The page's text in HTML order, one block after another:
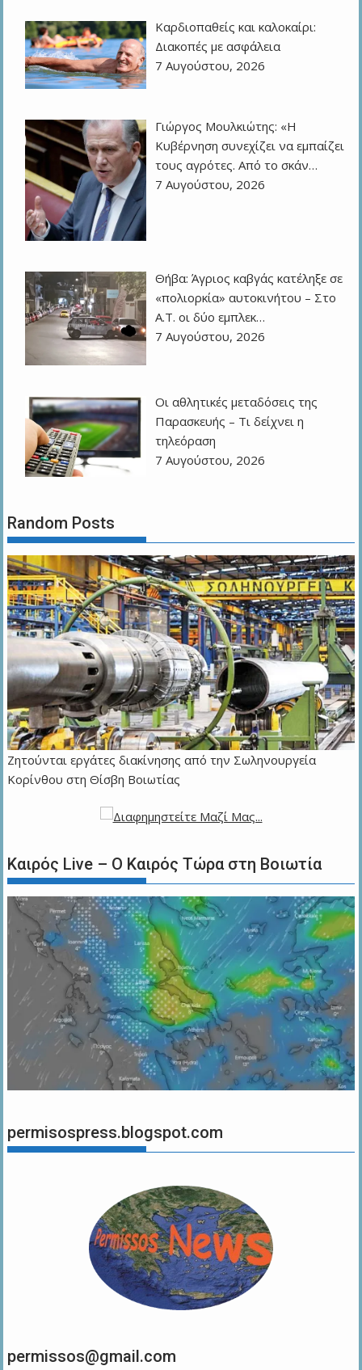
Καρδιοπαθείς και καλοκαίρι:
Διακοπές με ασφάλεια
7 Αυγούστου, 2026
Γιώργος Μουλκιώτης: «Η
Κυβέρνηση συνεχίζει να εμπαίζει
τους αγρότες. Από το σκάν…
7 Αυγούστου, 2026
Θήβα: Άγριος καβγάς κατέληξε σε
«πολιορκία» αυτοκινήτου – Στο
Α.Τ. οι δύο εμπλεκ…
7 Αυγούστου, 2026
Οι αθλητικές μεταδόσεις της
Παρασκευής – Τι δείχνει η
τηλεόραση
7 Αυγούστου, 2026
Random Posts
Ζητούνται εργάτες διακίνησης από την Σωληνουργεία
Κορίνθου στη Θίσβη Βοιωτίας
Καιρός Live – Ο Καιρός Τώρα στη Βοιωτία
permisospress.blogspot.com
permissos@gmail.com